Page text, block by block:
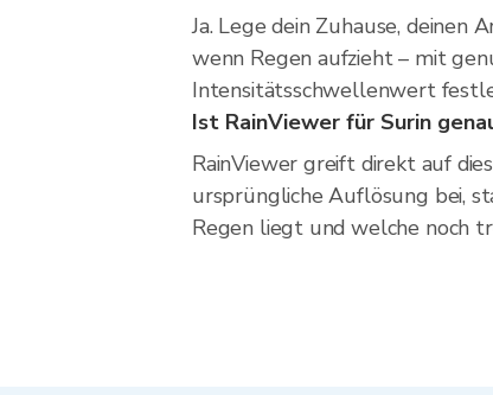
Ja. Lege dein Zuhause,
wenn Regen aufzieht – mit
Intensitätsschwellenwert
Ist RainViewer für Surin
RainViewer greift direkt auf
ursprüngliche Auflösung bei,
Regen liegt und welche noch